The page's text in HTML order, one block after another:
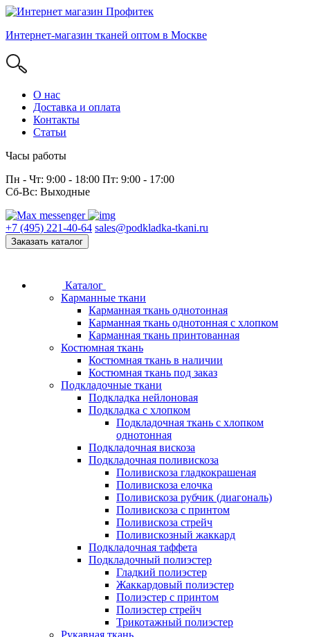
Интернет-магазин тканей оптом в Москве
О нас
Доставка и оплата
Контакты
Статьи
Часы работы
Пн - Чт: 9:00 - 18:00 Пт: 9:00 - 17:00
Сб-Вс: Выходные
+7 (495) 221-40-64 sales@podkladka-tkani.ru
Заказать каталог
Каталог
Карманные ткани
Карманная ткань однотонная
Карманная ткань однотонная с хлопком
Карманная ткань принтованная
Костюмная ткань
Костюмная ткань в наличии
Костюмная ткань под заказ
Подкладочные ткани
Подкладка нейлоновая
Подкладка с хлопком
Подкладочная ткань с хлопком
однотонная
Подкладочная вискоза
Подкладочная поливискоза
Поливискоза гладкокрашеная
Поливискоза елочка
Поливискоза рубчик (диагональ)
Поливискоза с принтом
Поливискоза стрейч
Поливискозный жаккард
Подкладочная таффета
Подкладочный полиэстер
Гладкий полиэстер
Жаккардовый полиэстер
Полиэстер с принтом
Полиэстер стрейч
Трикотажный полиэстер
Рукавная ткань